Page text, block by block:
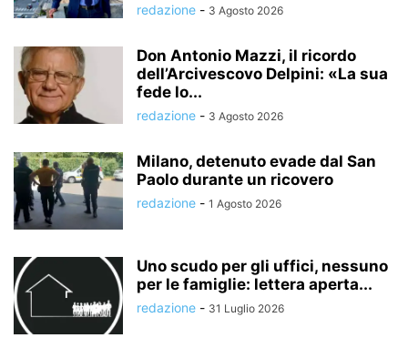
redazione - 3 Agosto 2026
Don Antonio Mazzi, il ricordo
dell’Arcivescovo Delpini: «La sua
fede lo...
redazione - 3 Agosto 2026
Milano, detenuto evade dal San
Paolo durante un ricovero
redazione - 1 Agosto 2026
Uno scudo per gli uffici, nessuno
per le famiglie: lettera aperta...
redazione - 31 Luglio 2026